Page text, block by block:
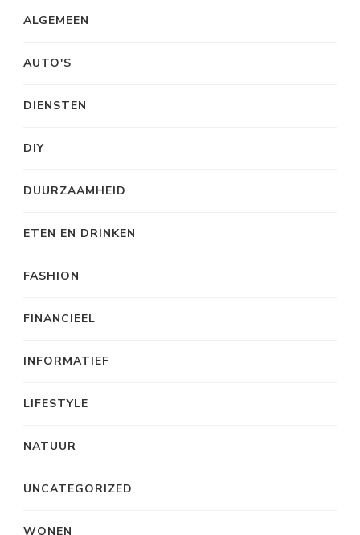
ALGEMEEN
AUTO'S
DIENSTEN
DIY
DUURZAAMHEID
ETEN EN DRINKEN
FASHION
FINANCIEEL
INFORMATIEF
LIFESTYLE
NATUUR
UNCATEGORIZED
WONEN